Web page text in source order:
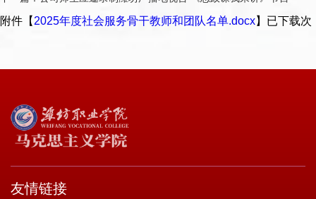
附件【 2025年度社会服务骨干教师和团队名单.docx】已下载次
友情链接